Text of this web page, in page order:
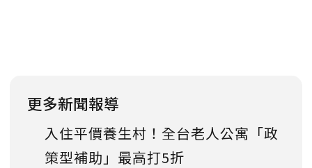
更多新聞報導
入住平價養生村！全台老人公寓「政
策型補助」最高打5折